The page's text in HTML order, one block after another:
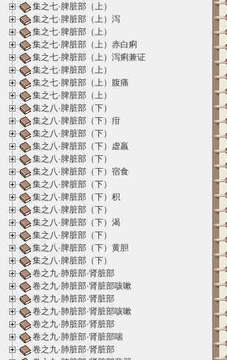
集之七·脾脏部（上）
集之七·脾脏部（上）泻
集之七·脾脏部（上）
集之七·脾脏部（上）赤白痢
集之七·脾脏部（上）泻痢兼证
集之七·脾脏部（上）
集之七·脾脏部（上）腹痛
集之七·脾脏部（上）
集之八·脾脏部（下）
集之八·脾脏部（下）疳
集之八·脾脏部（下）
集之八·脾脏部（下）虚羸
集之八·脾脏部（下）
集之八·脾脏部（下）宿食
集之八·脾脏部（下）
集之八·脾脏部（下）积
集之八·脾脏部（下）
集之八·脾脏部（下）渴
集之八·脾脏部（下）
集之八·脾脏部（下）黄胆
集之八·脾脏部（下）
卷之九·肺脏部·肾脏部
卷之九·肺脏部·肾脏部咳嗽
卷之九·肺脏部·肾脏部
卷之九·肺脏部·肾脏部咳嗽
卷之九·肺脏部·肾脏部
卷之九·肺脏部·肾脏部喘
卷之九·肺脏部·肾脏部